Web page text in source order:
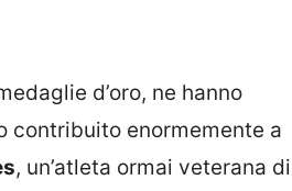
d’oro, ne hanno
contribuito enormemente a
, un’atleta ormai veterana di